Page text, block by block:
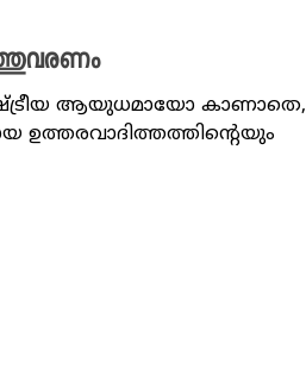
ആയുധമായോ കാണാതെ,
ഉത്തരവാദിത്തത്തിന്റെയും